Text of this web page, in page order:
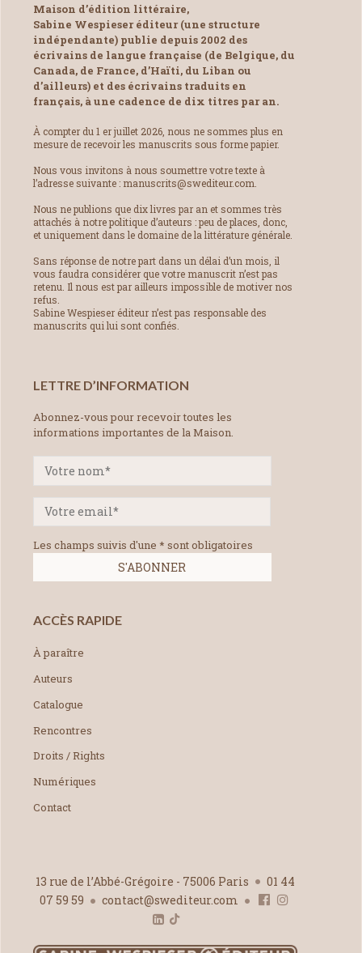
Maison d’édition littéraire,
Sabine Wespieser éditeur (une structure
indépendante) publie depuis 2002 des
écrivains de langue française (de Belgique, du
Canada, de France, d’Haïti, du Liban ou
d’ailleurs) et des écrivains traduits en
français, à une cadence de dix titres par an.
À compter du 1 er juillet 2026, nous ne sommes plus en
mesure de recevoir les manuscrits sous forme papier.
Nous vous invitons à nous soumettre votre texte à
l’adresse suivante : manuscrits@swediteur.com.
Nous ne publions que dix livres par an et sommes très
attachés à notre politique d’auteurs : peu de places, donc,
et uniquement dans le domaine de la littérature générale.
Sans réponse de notre part dans un délai d’un mois, il
vous faudra considérer que votre manuscrit n’est pas
retenu. Il nous est par ailleurs impossible de motiver nos
refus.
Sabine Wespieser éditeur n’est pas responsable des
manuscrits qui lui sont confiés.
LETTRE D’INFORMATION
Abonnez-vous pour recevoir toutes les
informations importantes de la Maison.
Les champs suivis d'une * sont obligatoires
ACCÈS RAPIDE
À paraître
Auteurs
Catalogue
Rencontres
Droits / Rights
Numériques
Contact
13 rue de l’Abbé-Grégoire - 75006 Paris
01 44
07 59 59
contact@swediteur.com